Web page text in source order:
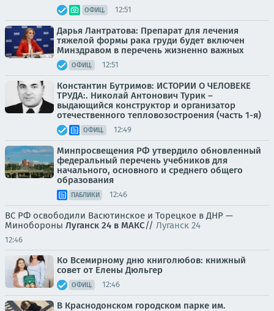
ОФИЦ. 12:51
Дарья Лантратова: Препарат для лечения
тяжелой формы рака груди будет включен
Минздравом в перечень жизненно важных
ОФИЦ. 12:51
Константин Бутримов: ИСТОРИИ О ЧЕЛОВЕКЕ
ТРУДА:. Николай Антонович Турик –
выдающийся конструктор и организатор
отечественного тепловозостроения (часть 1-я)
ОФИЦ. 12:49
Минпросвещения РФ утвердило обновленный
федеральный перечень учебников для
начального, основного и среднего общего
образования
ПАБЛИКИ 12:46
ВС РФ освободили Васютинское и Торецкое в ДНР —
Минобороны Луганск 24 в МАКС// Луганск 24
12:46
Ко Всемирному дню книголюбов: книжный
совет от Елены Дюльгер
ОФИЦ. 12:46
В Краснодонском городском парке им.